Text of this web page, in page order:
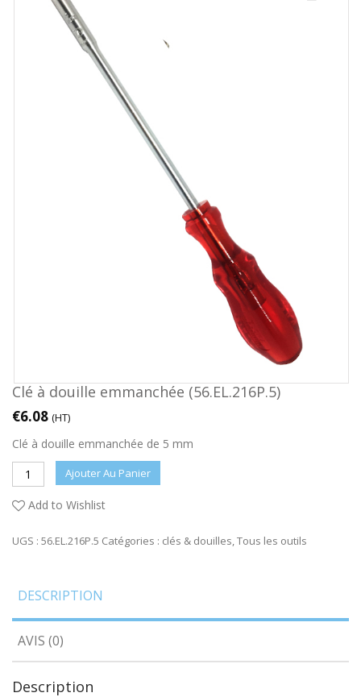
Clé à douille emmanchée (56.EL.216P.5)
€6.08 (HT)
Clé à douille emmanchée de 5 mm
Ajouter Au Panier
Add to Wishlist
UGS : 56.EL.216P.5 Catégories : clés & douilles,Tous les outils
DESCRIPTION
AVIS (0)
Description